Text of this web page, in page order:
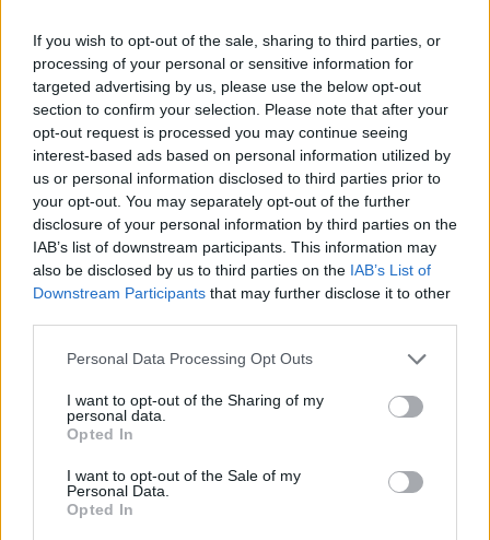
If you wish to opt-out of the sale, sharing to third parties, or
processing of your personal or sensitive information for
targeted advertising by us, please use the below opt-out
section to confirm your selection. Please note that after your
opt-out request is processed you may continue seeing
interest-based ads based on personal information utilized by
us or personal information disclosed to third parties prior to
your opt-out. You may separately opt-out of the further
disclosure of your personal information by third parties on the
IAB’s list of downstream participants. This information may
also be disclosed by us to third parties on the IAB’s List of
Downstream Participants that may further disclose it to other
Personal Data Processing Opt Outs
I want to opt-out of the Sharing of my
personal data.
Opted In
I want to opt-out of the Sale of my
Personal Data.
Opted In
Πολλοί σχεδιαστές μόδας με μηνύματά τους
εξέφρασαν την υποστήριξή τους στον Olivier
Rousteing, μεταξύ άλλων οSimon Porte
Jacquemusπου έγραψε στα σχόλια:«Δύναμη»
Πηγή: ΑΠΕ-ΜΠΕ